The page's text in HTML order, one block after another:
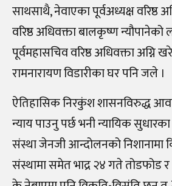
साथसाथै, नेवाएका पूर्वअध्यक्ष वरिष्ठ
वरिष्ठ अधिवक्ता बालकृष्ण
पूर्वमहासचिव वरिष्ठ अधिवक्ता अग्नि
रामनारायण विडारीका घर पनि जले ।
ऐतिहासिक निरकुंश शासनविरुद्ध
न्याय पाउनु पर्छ भनी न्यायिक
संस्था जेनजी आन्दोलनको निशानामा
संस्थामा समेत भाद्र २४ गते तोडफोड